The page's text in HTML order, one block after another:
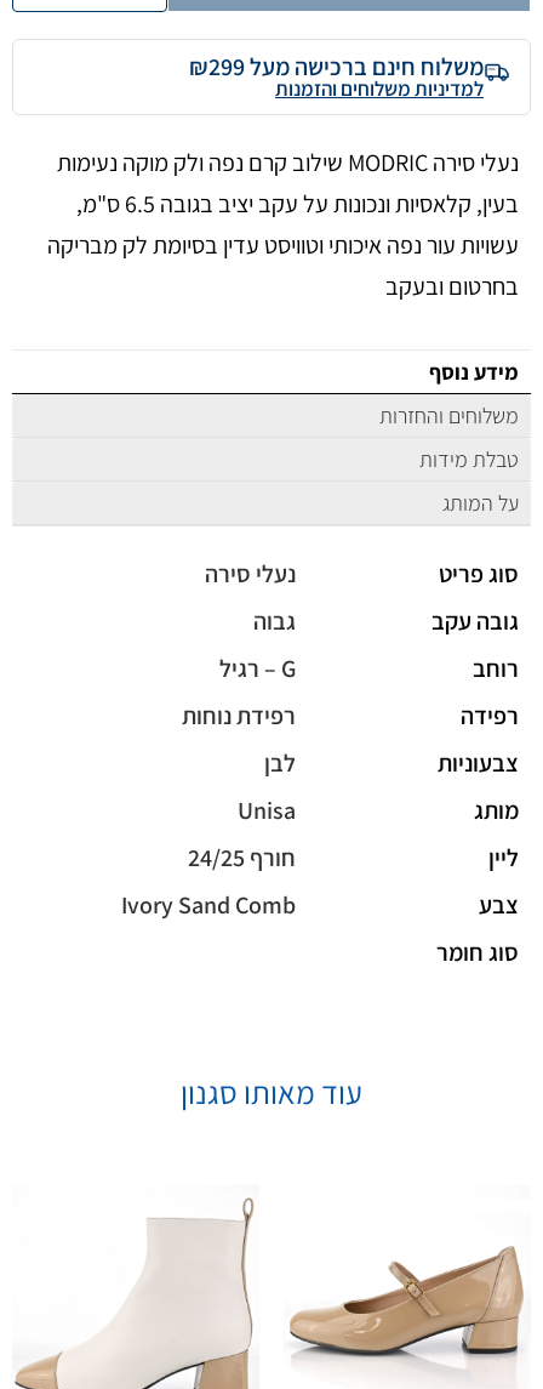
משלוח חינם ברכישה מעל ₪299
למדיניות משלוחים והזמנות
נעלי סירה MODRIC שילוב קרם נפה ולק מוקה נעימות
בעין, קלאסיות ונכונות על עקב יציב בגובה 6.5 ס"מ,
עשויות עור נפה איכותי וטוויסט עדין בסיומת לק מבריקה
בחרטום ובעקב
מידע נוסף
משלוחים והחזרות
טבלת מידות
על המותג
סוג פריט
נעלי סירה
גובה עקב
גבוה
רוחב
G – רגיל
רפידה
רפידת נוחות
צבעוניות
לבן
מותג
Unisa
ליין
חורף 24/25
צבע
Ivory Sand Comb
סוג חומר
עוד מאותו סגנון